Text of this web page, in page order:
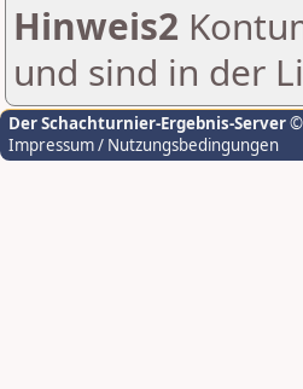
Hinweis2
und sind in der
Der Schachturnier-Ergebnis-Server©
Impressum / Nutzungsbedingungen